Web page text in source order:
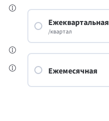
Ежеквартальная
/квартал
Ежемесячная